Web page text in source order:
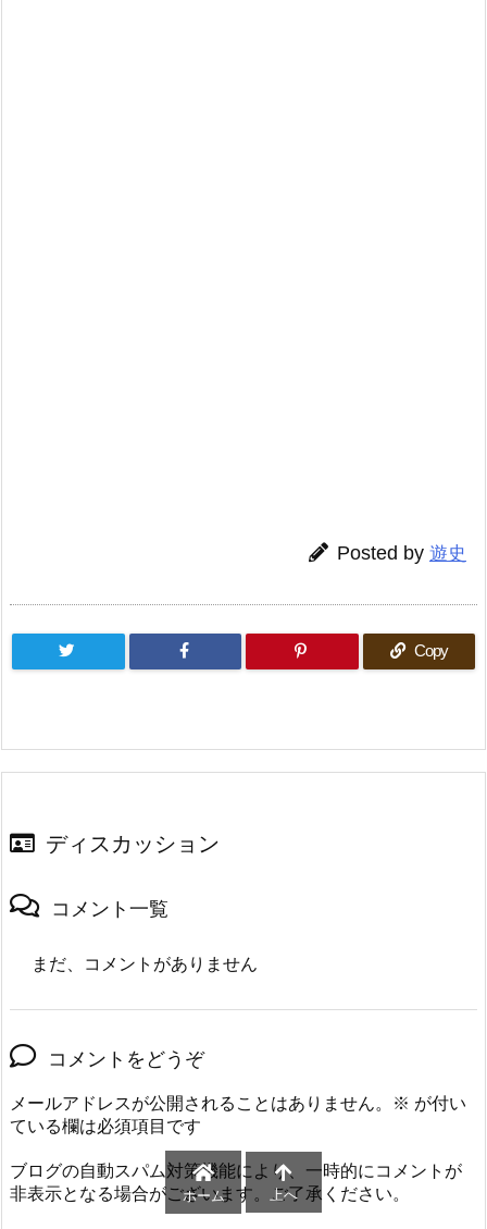
Posted by 遊史
Copy
ディスカッション
コメント一覧
まだ、コメントがありません
コメントをどうぞ
メールアドレスが公開されることはありません。 ※ が付い
ている欄は必須項目です
ブログの自動スパム対策機能により、一時的にコメントが
非表示となる場合がございます。ご了承ください。
ホーム 上へ